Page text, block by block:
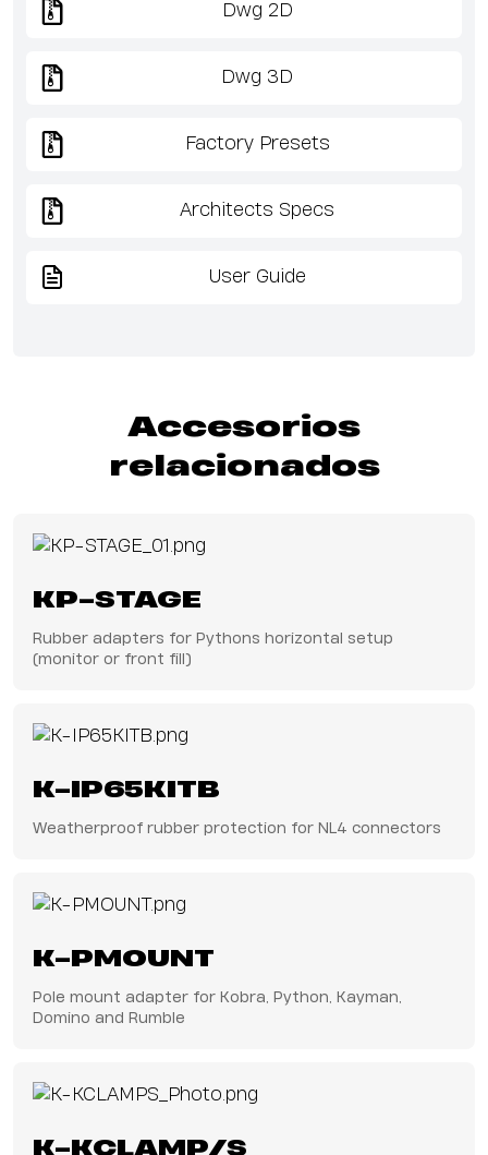
Dwg 2D
Dwg 3D
Factory Presets
Architects Specs
User Guide
Accesorios
relacionados
KP-STAGE
Rubber adapters for Pythons horizontal setup
(monitor or front fill)
K-IP65KITB
Weatherproof rubber protection for NL4 connectors
K-PMOUNT
Pole mount adapter for Kobra, Python, Kayman,
Domino and Rumble
K-KCLAMP/S